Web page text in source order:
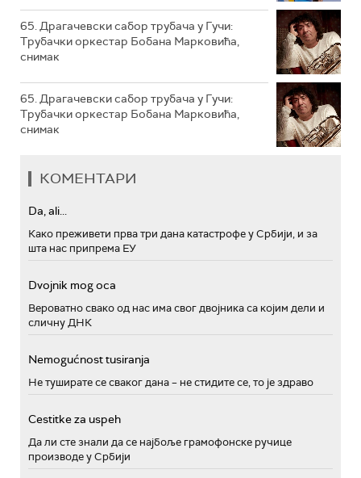
65. Драгачевски сабор трубача у Гучи:
Трубачки оркестар Бобана Марковића,
снимак
65. Драгачевски сабор трубача у Гучи:
Трубачки оркестар Бобана Марковића,
снимак
КОМЕНТАРИ
Da, ali...
Како преживети прва три дана катастрофе у Србији, и за
шта нас припрема ЕУ
Dvojnik mog oca
Вероватно свако од нас има свог двојника са којим дели и
сличну ДНК
Nemogućnost tusiranja
Не туширате се сваког дана – не стидите се, то је здраво
Cestitke za uspeh
Да ли сте знали да се најбоље грамофонске ручице
производе у Србији